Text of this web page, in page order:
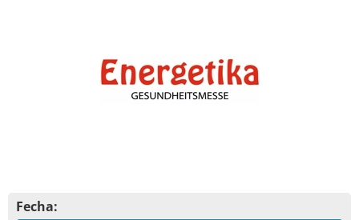
Fecha: